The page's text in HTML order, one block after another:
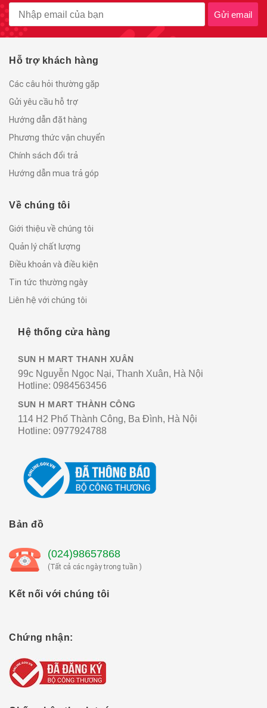
Gửi email
Hỗ trợ khách hàng
Các câu hỏi thường gặp
Gửi yêu cầu hỗ trợ
Hướng dẫn đặt hàng
Phương thức vận chuyển
Chính sách đổi trả
Hướng dẫn mua trả góp
Về chúng tôi
Giới thiệu về chúng tôi
Quản lý chất lượng
Điều khoản và điều kiện
Tin tức thường ngày
Liên hệ với chúng tôi
Hệ thống cửa hàng
SUN H MART THANH XUÂN
99c Nguyễn Ngọc Nại, Thanh Xuân, Hà Nội
Hotline: 0984563456
SUN H MART THÀNH CÔNG
114 H2 Phố Thành Công, Ba Đình, Hà Nội
Hotline: 0977924788
Bản đồ
(024)98657868
(Tất cả các ngày trong tuần )
Kết nối với chúng tôi
Chứng nhận: